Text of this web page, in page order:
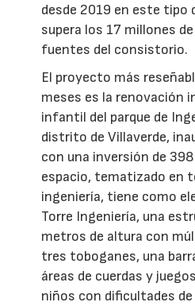
desde 2019 en este tipo
supera los 17 millones
fuentes del consistorio.
El proyecto más
meses es la renovación
infantil del parque de
distrito de Villaverde,
con una inversión de
espacio, tematizado en
ingeniería, tiene como
Torre Ingeniería, una
metros de altura con
tres toboganes, una
áreas de cuerdas y
niños con dificultades